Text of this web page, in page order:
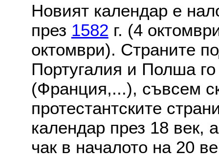
Новият календар е
през 1582 г. (4
октомври). Страните
Португалия и Полша
(Франция,...), съвсем
протестантските
календар през 18 век,
чак в началото на 20